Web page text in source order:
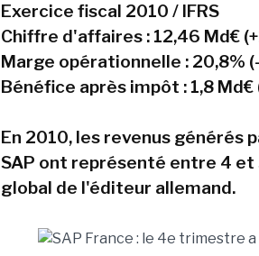
Exercice fiscal 2010 / IFRS
Chiffre d'affaires : 12,46 Md€
Marge opérationnelle : 20,8%
Bénéfice après impôt : 1,8 Md€
En 2010, les revenus générés
SAP ont représenté entre 4
global de l'éditeur allemand.